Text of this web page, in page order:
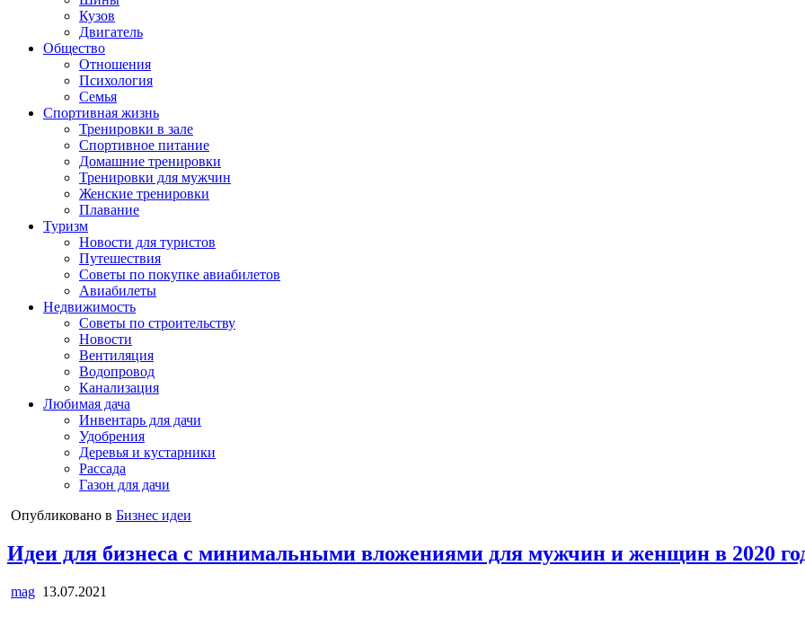
Кузов
Двигатель
Общество
Отношения
Психология
Семья
Спортивная жизнь
Тренировки в зале
Спортивное питание
Домашние тренировки
Тренировки для мужчин
Женские тренировки
Плавание
Туризм
Новости для туристов
Путешествия
Советы по покупке авиабилетов
Авиабилеты
Недвижимость
Советы по строительству
Новости
Вентиляция
Водопровод
Канализация
Любимая дача
Инвентарь для дачи
Удобрения
Деревья и кустарники
Рассада
Газон для дачи
Опубликовано в Бизнес идеи
Идеи для бизнеса с минимальными вложениями для мужчин и женщин в 2020
mag 13.07.2021